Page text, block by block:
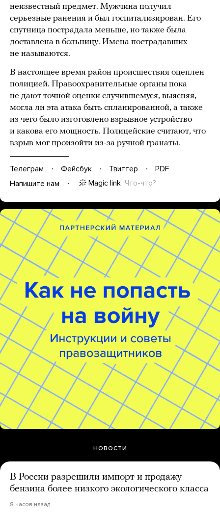
неизвестный предмет. Мужчина получил
серьезные ранения и был госпитализирован. Его
спутница пострадала меньше, но также была
доставлена в больницу. Имена пострадавших
не называются.
В настоящее время район происшествия оцеплен
полицией. Правоохранительные органы пока
не дают точной оценки случившемуся, выясняя,
могла ли эта атака быть спланированной, а также
из чего было изготовлено взрывное устройство
и какова его мощность. Полицейские считают, что
взрыв мог произойти из-за ручной гранаты.
Телеграм Фейсбук Твиттер
PDF
Напишите нам
Magic link Что-что?
НОВОСТИ
В России разрешили импорт и продажу
бензина более низкого экологического класса
8 часов назад